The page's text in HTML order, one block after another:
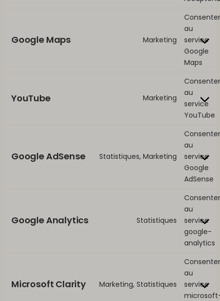
Google Maps Marketing
au
service
Google
Maps
YouTube Marketing
au
service
YouTube
Google AdSense Statistiques, Marketing
au
service
Google
AdSense
Google Analytics Statistiques
au
service
google-
analytics
Microsoft Clarity Marketing, Statistiques
au
service